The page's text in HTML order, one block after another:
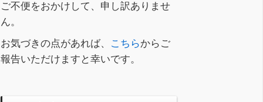
ご不便をおかけして、申し訳ありませ
ん。
お気づきの点があれば、
こちらからご
報告いただけますと幸いです。